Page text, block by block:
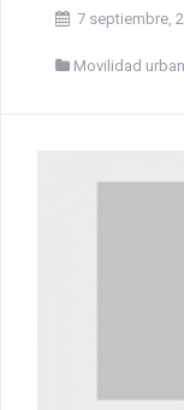
7 septiembre,
Movilidad